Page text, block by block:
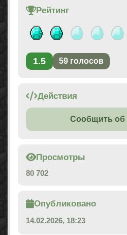
Рейтинг
1.5 59 голосов
Действия
Сообщить об
Просмотры
80 702
Опубликовано
14.02.2026, 18:23